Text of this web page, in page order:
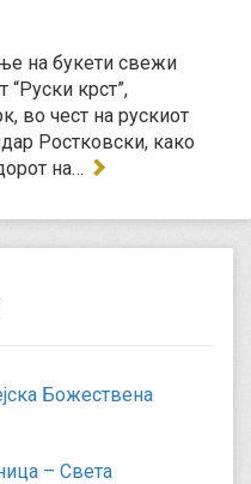
на букети свежи
крст”,
во чест на рускиот
Ростковски, како
на…
Божествена
– Света